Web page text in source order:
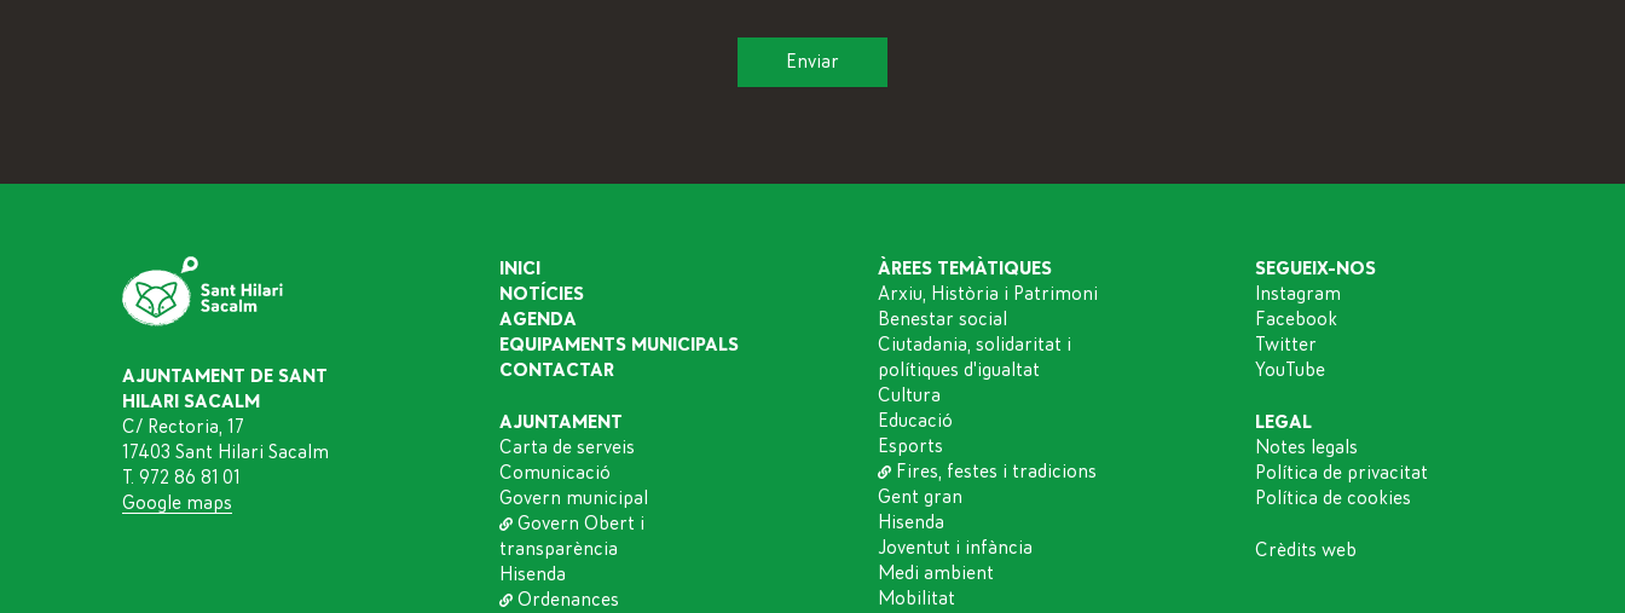
AJUNTAMENT DE SANT
HILARI SACALM
C/ Rectoria, 17
17403 Sant Hilari Sacalm
T. 972 86 81 01
Google maps
INICI
NOTÍCIES
AGENDA
EQUIPAMENTS MUNICIPALS
CONTACTAR
AJUNTAMENT
Carta de serveis
Comunicació
Govern municipal
Govern Obert i
transparència
Hisenda
Ordenances
ÀREES TEMÀTIQUES
Arxiu, Història i Patrimoni
Benestar social
Ciutadania, solidaritat i
polítiques d'igualtat
Cultura
Educació
Esports
Fires, festes i tradicions
Gent gran
Hisenda
Joventut i infància
Medi ambient
Mobilitat
SEGUEIX-NOS
Instagram
Facebook
Twitter
YouTube
LEGAL
Notes legals
Política de privacitat
Política de cookies
Crèdits web